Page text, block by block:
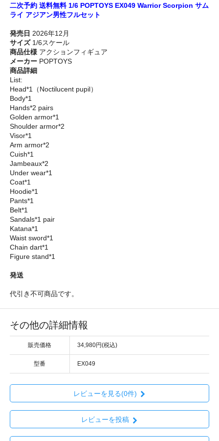
二次予約 送料無料 1/6 POPTOYS EX049 Warrior Scorpion サム
ライ アジアン男性フルセット
発売日 2026年12月
サイズ1/6スケール
商品仕様 アクションフィギュア
メーカー POPTOYS
商品詳細
List:
Head*1（Noctilucent pupil）
Body*1
Hands*2 pairs
Golden armor*1
Shoulder armor*2
Visor*1
Arm armor*2
Cuish*1
Jambeaux*2
Under wear*1
Coat*1
Hoodie*1
Pants*1
Belt*1
Sandals*1 pair
Katana*1
Waist sword*1
Chain dart*1
Figure stand*1
発送
代引き不可商品です。
その他の詳細情報
販売価格 34,980円(税込)
型番 EX049
レビューを見る(0件)
レビューを投稿